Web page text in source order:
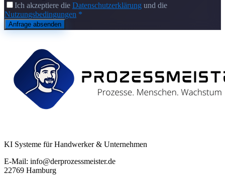
Ich akzeptiere die Datenschutzerklärung und die
Nutzungsbedingungen *
Anfrage absenden
KI Systeme für Handwerker & Unternehmen
E-Mail: info@derprozessmeister.de
22769 Hamburg